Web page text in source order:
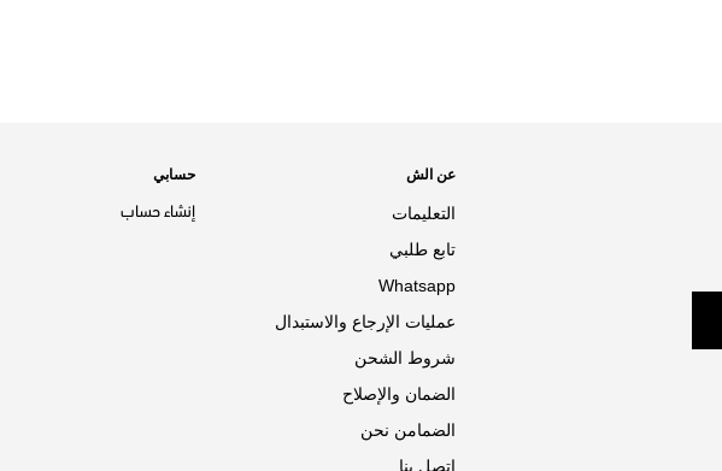
عن الش
التعليمات
تابع طلبي
Whatsapp
عمليات الإرجاع والاستبدال
شروط الشحن
الضمان والإصلاح
الضمامن نحن
اتصل بنا
حسابي
إنشاء حساب